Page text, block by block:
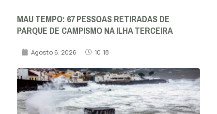
MAU TEMPO: 67 PESSOAS RETIRADAS DE
PARQUE DE CAMPISMO NA ILHA TERCEIRA
Agosto 6, 2026 10:18